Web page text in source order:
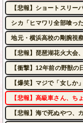
【悲報】ショートスリ
シカ「ヒマワリ全部喰っ
地元・横浜高校の剛腕視
【悲報】琵琶湖花火大
【衝撃】12年前の野獣
【爆笑】マジで「女しか
【悲報】高級車さん、
【悲報】海で死ぬやつ、